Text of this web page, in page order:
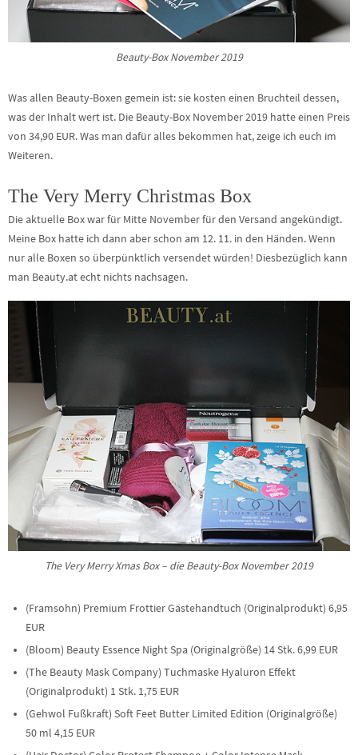
Beauty-Box November 2019
Was allen Beauty-Boxen gemein ist: sie kosten einen Bruchteil dessen,
was der Inhalt wert ist. Die Beauty-Box November 2019 hatte einen Preis
von 34,90 EUR. Was man dafür alles bekommen hat, zeige ich euch im
Weiteren.
The Very Merry Christmas Box
Die aktuelle Box war für Mitte November für den Versand angekündigt.
Meine Box hatte ich dann aber schon am 12. 11. in den Händen. Wenn
nur alle Boxen so überpünktlich versendet würden! Diesbezüglich kann
man Beauty.at echt nichts nachsagen.
The Very Merry Xmas Box – die Beauty-Box November 2019
(Framsohn) Premium Frottier Gästehandtuch (Originalprodukt) 6,95
EUR
(Bloom) Beauty Essence Night Spa (Originalgröße) 14 Stk. 6,99 EUR
(The Beauty Mask Company) Tuchmaske Hyaluron Effekt
(Originalprodukt) 1 Stk. 1,75 EUR
(Gehwol Fußkraft) Soft Feet Butter Limited Edition (Originalgröße)
50 ml 4,15 EUR